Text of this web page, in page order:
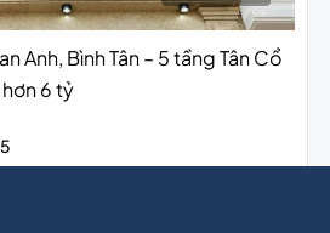
Anh, Bình Tân – 5 tầng Tân Cổ
6 tỷ
5